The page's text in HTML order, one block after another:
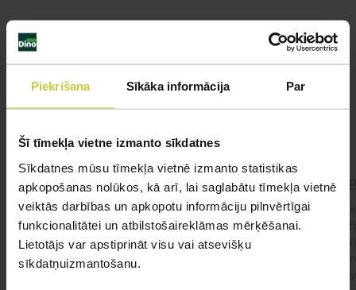
Piekrišana Sīkāka informācija Par
Šī tīmekļa vietne izmanto sīkdatnes
Sīkdatnes mūsu tīmekļa vietnē izmanto statistikas
apkopošanas nolūkos, kā arī, lai saglabātu tīmekļa vietnē
veiktās darbības un apkopotu informāciju pilnvērtīgai
funkcionalitātei un atbilstošaireklāmas mērķēšanai.
Lietotājs var apstiprināt visu vai atsevišķu
sīkdatņuizmantošanu.
Līdzīgi jautājumi
Mūsu eksperti spēs atbildēt uz jebkuru Jūsu jautājumu
Dzīvnieka veselība
Labdien. Vēlētos noskaidrot vai sarkanausaino
bruņurupuci var vest pie jebkura vetārsta vai
ir kads speciāls kuri pieņem viņus? Mums jau
viņš vai viņa ir vairāk kā 23gadus. Gribētos
uzzināt par viņa veselības stāvokli ko vairāk.